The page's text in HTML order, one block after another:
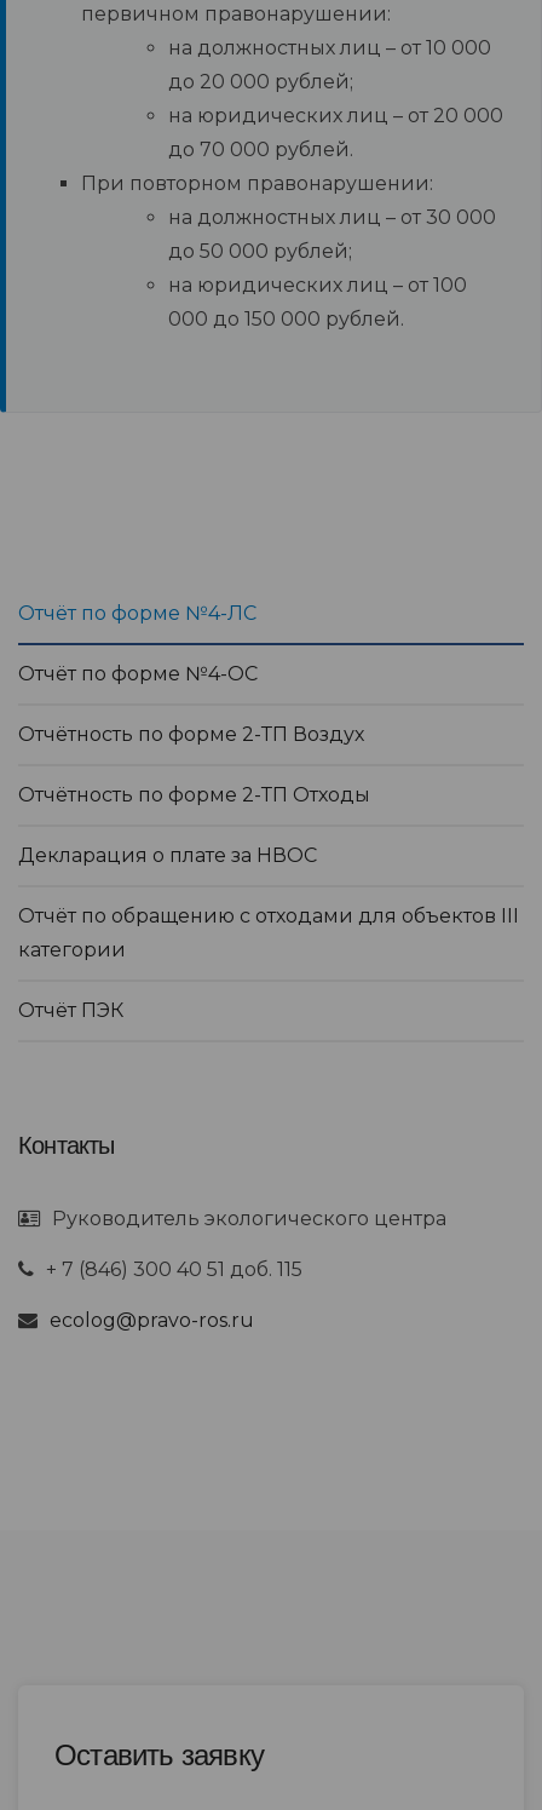
первичном правонарушении:
на должностных лиц – от 10 000
до 20 000 рублей;
на юридических лиц – от 20 000
до 70 000 рублей.
При повторном правонарушении:
на должностных лиц – от 30 000
до 50 000 рублей;
на юридических лиц – от 100
000 до 150 000 рублей.
Отчёт по форме №4-ЛС
Отчёт по форме №4-ОС
Отчётность по форме 2-ТП Воздух
Отчётность по форме 2-ТП Отходы
Декларация о плате за НВОС
Отчёт по обращению с отходами для объектов III
категории
Отчёт ПЭК
Контакты
Руководитель экологического центра
+ 7 (846) 300 40 51 доб. 115
ecolog@pravo-ros.ru
Оставить заявку